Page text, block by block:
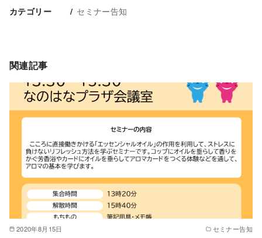
カテゴリー セミナー告知
関連記事
2020年8月15日 セミナー告知